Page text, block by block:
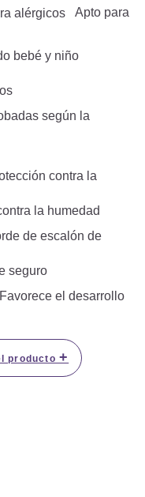
la humedad
seguro
producto +